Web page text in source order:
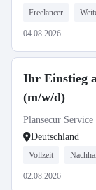
Freelancer
04.08.2026
Ihr Einstieg
(m/w/d)
Plansecur
Deutschland
Vollzeit
02.08.2026